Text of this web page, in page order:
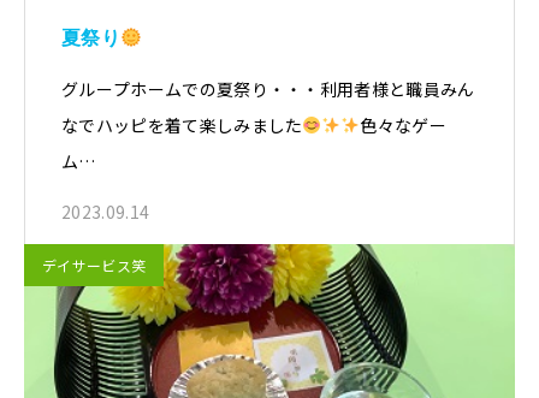
夏祭り
グループホームでの夏祭り・・・利用者様と職員みん
なでハッピを着て楽しみました
色々なゲー
ム…
2023.09.14
デイサービス笑